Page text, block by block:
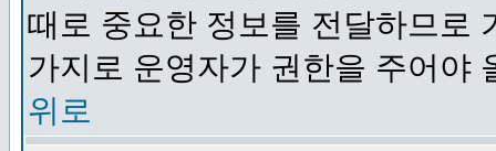
때로 중요한 정보를 전달하므로
가지로 운영자가 권한을 주어야
위로